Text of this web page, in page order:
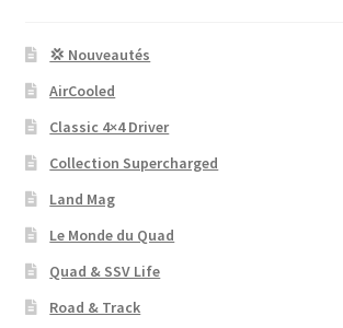
💢 Nouveautés
AirCooled
Classic 4×4 Driver
Collection Supercharged
Land Mag
Le Monde du Quad
Quad & SSV Life
Road & Track